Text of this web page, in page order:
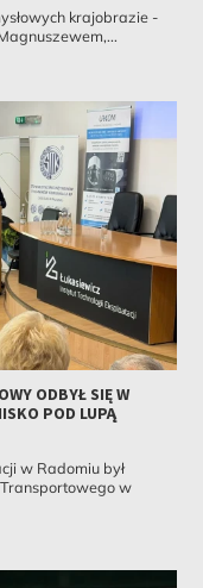
krajobrazie -
ODBYŁ SIĘ W
POD LUPĄ
w Radomiu był
w